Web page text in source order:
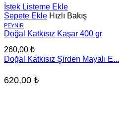
İstek Listeme Ekle
Sepete Ekle Hızlı Bakış
PEYNIR
Doğal Katkısız Kaşar 400 gr
260,00 ₺
Doğal Katkısız Şirden Mayalı E...
620,00 ₺